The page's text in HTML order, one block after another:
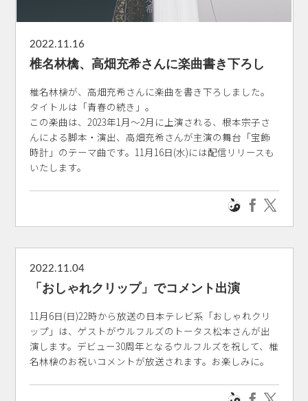
2022.11.16
椎名林檎、高畑充希さんに楽曲書き下ろし
椎名林檎が、高畑充希さんに楽曲を書き下ろしました。
タイトルは「青春の続き」。
この楽曲は、2023年1月～2月に上演される、根本宗子さ
んによる脚本・演出、高畑充希さんが主演の舞台「宝飾
時計」のテーマ曲です。11月16日(水)には配信リリースも
いたします。
2022.11.04
「おしゃれクリップ」でコメント出演
11月6日(日)22時から放送の日本テレビ系「おしゃれクリ
ップ」は、ゲストがウルフルズのトータス松本さんが出
演します。デビュー30周年となるウルフルズを祝して、椎
名林檎のお祝いコメントが放送されます。お楽しみに。